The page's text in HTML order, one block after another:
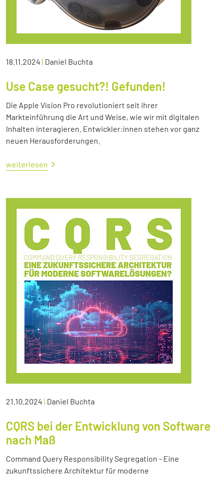
18.11.2024 | Daniel Buchta
Use Case gesucht?! Gefunden!
Die Apple Vision Pro revolutioniert seit ihrer
Markteinführung die Art und Weise, wie wir mit digitalen
Inhalten interagieren. Entwickler:innen stehen vor ganz
neuen Herausforderungen.
weiterlesen
21.10.2024 | Daniel Buchta
CQRS bei der Entwicklung von Software
nach Maß
Command Query Responsibility Segregation - Eine
zukunftssichere Architektur für moderne